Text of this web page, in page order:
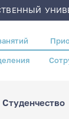
Студенчество